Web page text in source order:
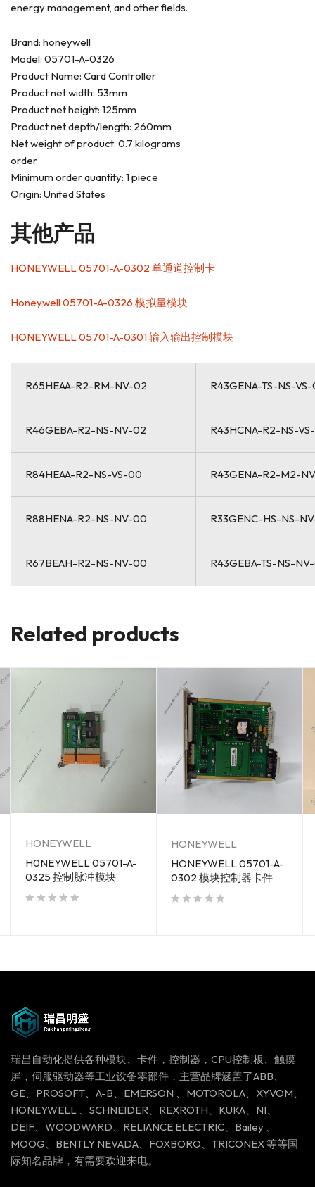
energy management, and other fields.
Brand: honeywell
Model: 05701-A-0326
Product Name: Card Controller
Product net width: 53mm
Product net height: 125mm
Product net depth/length: 260mm
Net weight of product: 0.7 kilograms
order
Minimum order quantity: 1 piece
Origin: United States
其他产品
HONEYWELL 05701-A-0302 单通道控制卡
Honeywell 05701-A-0326 模拟量模块
HONEYWELL 05701-A-0301 输入输出控制模块
R65HEAA-R2-RM-NV-02 R43GENA-TS-NS-
R46GEBA-R2-NS-NV-02 R43HCNA-R2-NS-
R84HEAA-R2-NS-VS-00 R43GENA-R2-M2-
R88HENA-R2-NS-NV-00 R33GENC-HS-NS-
R67BEAH-R2-NS-NV-00 R43GEBA-TS-NS-
Related products
HONEYWELL
H0NEYWELL 05701-A-
0325 控制脉冲模块
HONEYWELL
HONEYWELL 05701-A-
0302 模块控制器卡件
瑞昌自动化提供各种模块、卡件，控制器，CPU控制板、触摸
屏，伺服驱动器等工业设备零部件，主营品牌涵盖了ABB、
GE、PROSOFT、A-B、EMERSON 、MOTOROLA、XYVOM、
HONEYWELL 、SCHNEIDER、REXROTH、KUKA、NI、
DEIF、WOODWARD、RELIANCE ELECTRIC、Bailey 、
MOOG、BENTLY NEVADA、FOXBORO、TRICONEX 等等国
际知名品牌，有需要欢迎来电。